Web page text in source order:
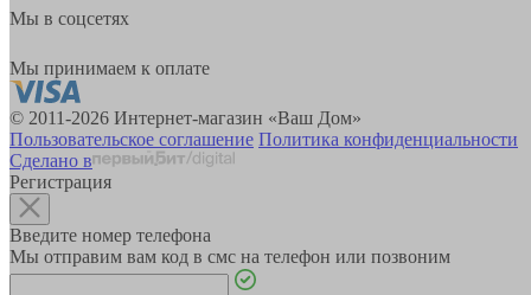
Мы в соцсетях
Мы принимаем к оплате
© 2011-2026 Интернет-магазин «Ваш Дом»
Пользовательское соглашение Политика конфиденциальности
Сделано в
Регистрация
Введите номер телефона
Мы отправим вам код в смс на телефон или позвоним